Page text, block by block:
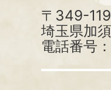
〒349-
埼玉県加
電話番号